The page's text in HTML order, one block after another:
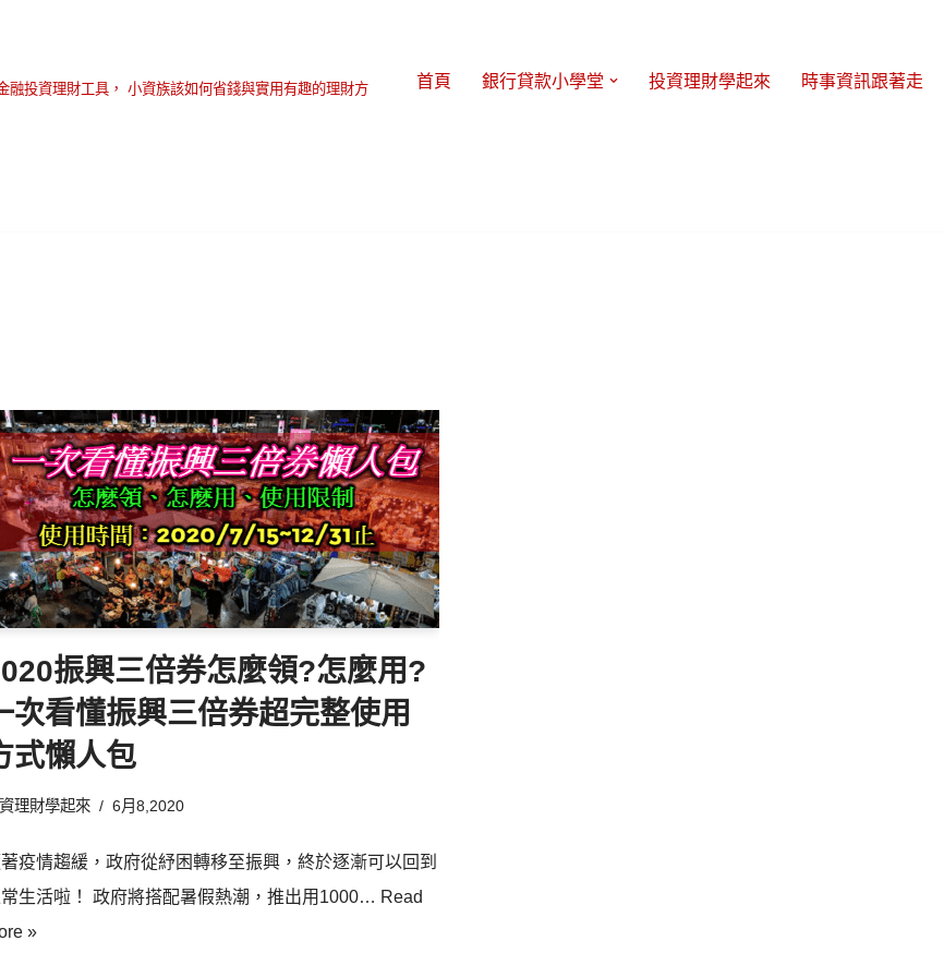
投資理財工具， 小資族該如何省錢與實用有趣的理財方 首頁 銀行貸款小學堂 投資理財學起來 時事資訊跟著走
振興三倍券怎麼領?怎麼用?
次看懂振興三倍券超完整使用
式懶人包
理財學起來 6月8,2020
疫情趨緩，政府從紓困轉移至振興，終於逐漸可以回到
生活啦！ 政府將搭配暑假熱潮，推出用1000… Read
»